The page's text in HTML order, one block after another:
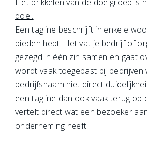
doel.
Een tagline beschrijft in enkele
bieden hebt. Het vat je bedrijf of
gezegd in één zin samen en gaat
wordt vaak toegepast bij bedrijven
bedrijfsnaam niet direct
een tagline dan ook vaak terug op
vertelt direct wat een bezoeker
onderneming heeft.